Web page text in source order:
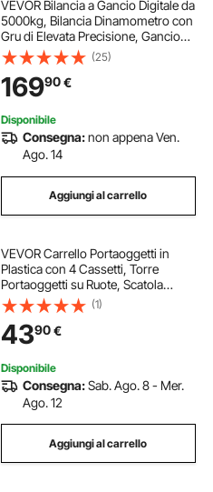
VEVOR Bilancia a Gancio Digitale da
5000kg, Bilancia Dinamometro con
Gru di Elevata Precisione, Gancio
Elettronico Pesapersone Elettronica
Portatile con Display LCD
(25)
16990€
Disponibile
Consegna:non appena Ven.
Ago. 14
Aggiungi al carrello
VEVOR Carrello Portaoggetti in
Plastica con 4 Cassetti, Torre
Portaoggetti su Ruote, Scatola
Mobile a 4 Livelli, Contenitore
Trasparente per Forniture di Ufficio,
Aule, Laboratori Artigianali
(1)
4390€
Disponibile
Consegna:Sab. Ago. 8 - Mer.
Ago. 12
Aggiungi al carrello